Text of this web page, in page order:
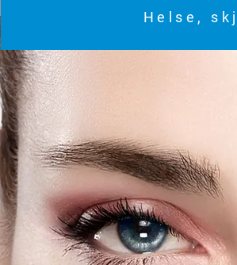
Helse,